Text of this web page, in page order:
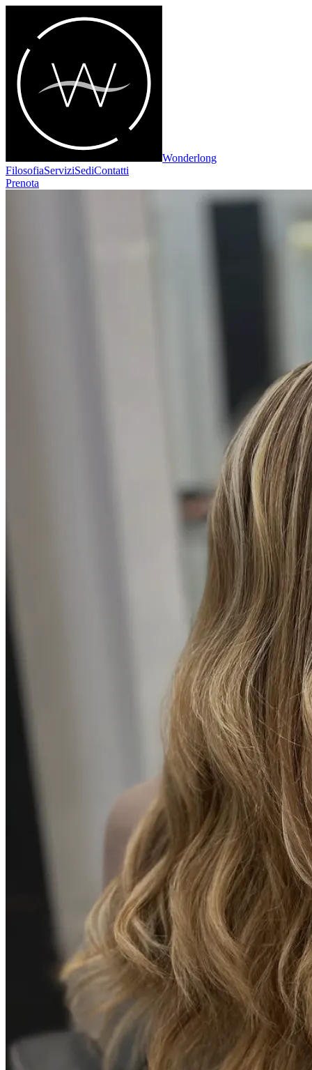
Wonderlong
FilosofiaServiziSediContatti
Prenota